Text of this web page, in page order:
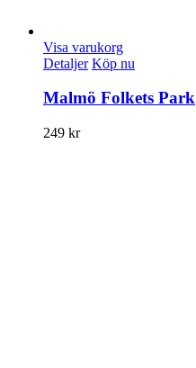
Visa varukorg
Detaljer Köp nu
Malmö Folkets Park
249 kr